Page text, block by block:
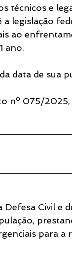
técnicos e
legislação
ao
ano.
data de sua
nº 075/
Civil e
para a